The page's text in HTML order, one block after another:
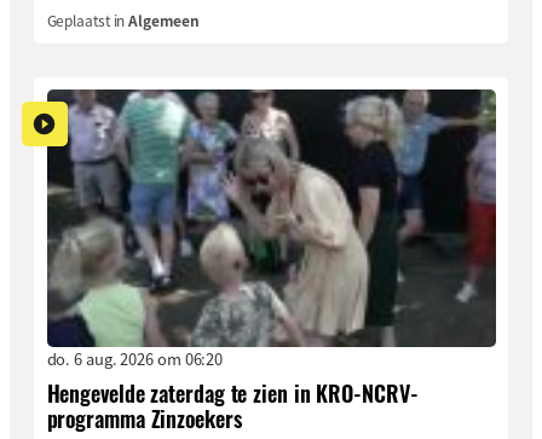
Geplaatst inAlgemeen
do. 6 aug. 2026 om 06:20
Hengevelde zaterdag te zien in KRO-NCRV-
programma Zinzoekers